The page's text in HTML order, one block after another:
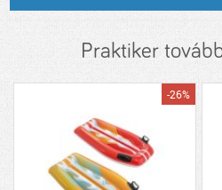
Praktiker
-26%